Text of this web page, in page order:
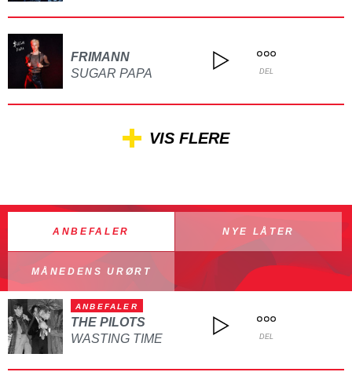
FRIMANN
SUGAR PAPA
DEL
VIS FLERE
ANBEFALER NYE LÅTER
MÅNEDENS URØRT
ANBEFALER
THE PILOTS
WASTING TIME
DEL